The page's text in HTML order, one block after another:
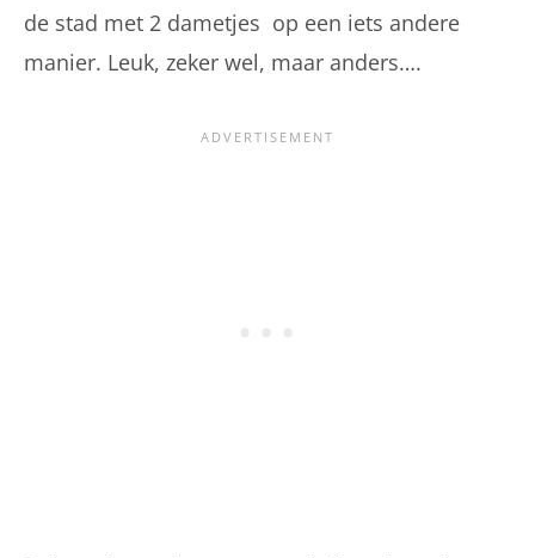
de stad met 2 dametjes op een iets andere
manier. Leuk, zeker wel, maar anders….